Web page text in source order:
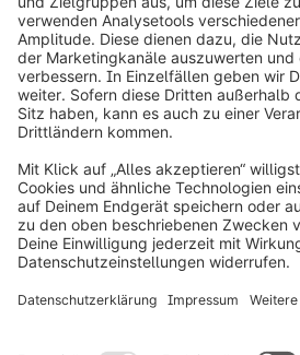
Über Shopware
Produkt
Lösungen
Partner